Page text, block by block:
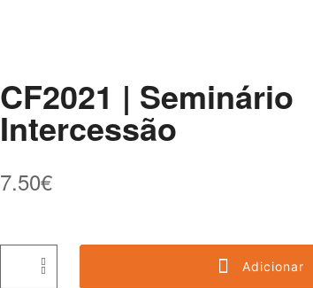
CF2021 | Seminário
Intercessão
7.50€
Adicionar